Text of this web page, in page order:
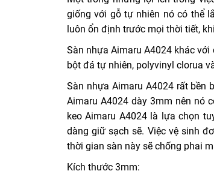
giống với gỗ tự nhiên nó có thể
luôn ổn định trước mọi thời tiết,
Sàn nhựa Aimaru A4024 khác
bột đá tự nhiên, polyvinyl clorua
Sàn nhựa Aimaru A4024 rất bền
Aimaru A4024 dày 3mm nên nó
keo Aimaru A4024 là lựa chọn
dàng giữ sạch sẽ. Việc vệ sinh
thời gian sàn này sẽ chống phai
Kích thước 3mm: